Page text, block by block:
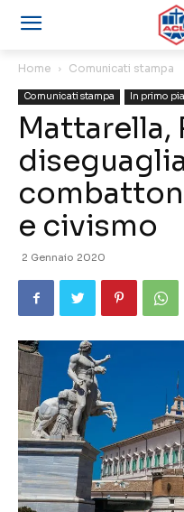
Home Comunicati stampa
Comunicati stampa In primo
Mattarella,
e civismo
2 Gennaio 2020